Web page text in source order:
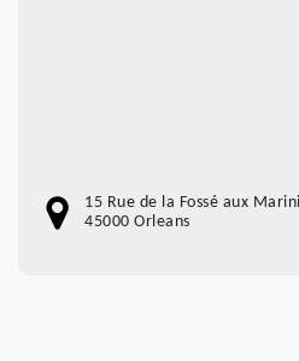
15 Rue de la Fossé aux
45000 Orleans